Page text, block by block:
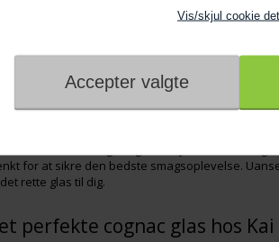
Vis/skjul cookie
nyder du cognac bedst
bedste ud af din cognac, bør du vælge det
at smagsnuancerne kommer bedst til deres
oplever duftene på.
fra anerkendte
finder du cognac glas i høj kvalitet fra
for at sikre den bedste smagsoplevelse.
rette glas til dig.
perfekte cognac glas hos